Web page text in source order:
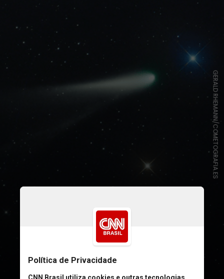
GERALD RHEMANN/COMETOGRAFIA.ES
Em 1764, o astrônomo Charles
Messier estava listando objetos
celestes difusos para que não
fossem confundidos com cometas